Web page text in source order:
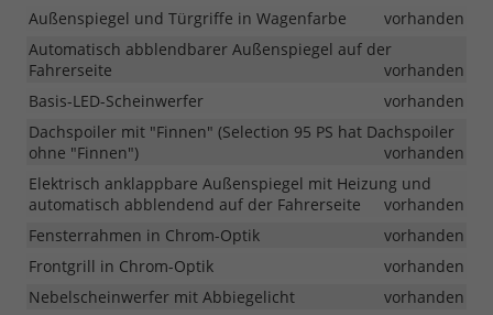
Außenspiegel und Türgriffe in Wagenfarbe
vorhanden
Automatisch abblendbarer Außenspiegel auf der
Fahrerseite
vorhanden
Basis-LED-Scheinwerfer
vorhanden
Dachspoiler mit "Finnen" (Selection 95 PS hat Dachspoiler
ohne "Finnen")
vorhanden
Elektrisch anklappbare Außenspiegel mit Heizung und
automatisch abblendend auf der Fahrerseite
vorhanden
Fensterrahmen in Chrom-Optik
vorhanden
Frontgrill in Chrom-Optik
vorhanden
Nebelscheinwerfer mit Abbiegelicht
vorhanden